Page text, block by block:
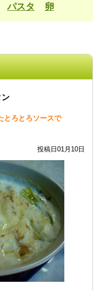
パスタ 卵
ン
とろとろソースで
投稿日01月10日